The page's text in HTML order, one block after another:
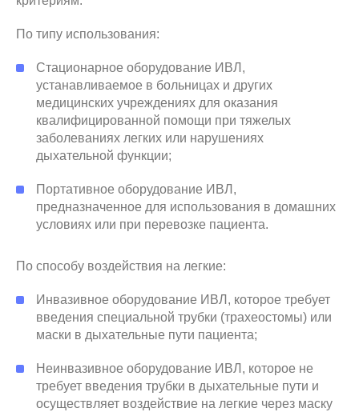
По типу использования:
Стационарное оборудование ИВЛ,
устанавливаемое в больницах и других
медицинских учреждениях для оказания
квалифицированной помощи при тяжелых
заболеваниях легких или нарушениях
дыхательной функции;
Портативное оборудование ИВЛ,
предназначенное для использования в домашних
условиях или при перевозке пациента.
По способу воздействия на легкие:
Инвазивное оборудование ИВЛ, которое требует
введения специальной трубки (трахеостомы) или
маски в дыхательные пути пациента;
Неинвазивное оборудование ИВЛ, которое не
требует введения трубки в дыхательные пути и
осуществляет воздействие на легкие через маску